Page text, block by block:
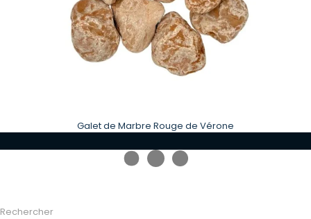
Galet de Marbre Rouge de Vérone
Rechercher